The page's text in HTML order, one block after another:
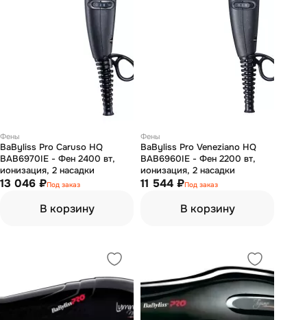
Фены
BaByliss Pro Caruso HQ
BAB6970IE - Фен 2400 вт,
ионизация, 2 насадки
13 046 ₽Под заказ
В корзину
Фены
BaByliss Pro Veneziano HQ
BAB6960IE - Фен 2200 вт,
ионизация, 2 насадки
11 544 ₽Под заказ
В корзину